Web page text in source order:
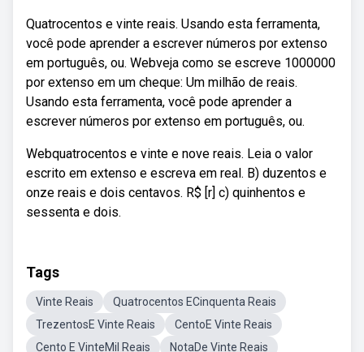
Quatrocentos e vinte reais. Usando esta ferramenta,
você pode aprender a escrever números por extenso
em português, ou. Webveja como se escreve 1000000
por extenso em um cheque: Um milhão de reais.
Usando esta ferramenta, você pode aprender a
escrever números por extenso em português, ou.
Webquatrocentos e vinte e nove reais. Leia o valor
escrito em extenso e escreva em real. B) duzentos e
onze reais e dois centavos. R$ [r] c) quinhentos e
sessenta e dois.
Tags
Vinte Reais
Quatrocentos ECinquenta Reais
TrezentosE Vinte Reais
CentoE Vinte Reais
Cento E VinteMil Reais
NotaDe Vinte Reais